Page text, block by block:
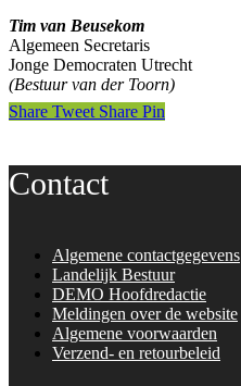
Tim van Beusekom
Algemeen Secretaris
Jonge Democraten Utrecht
(Bestuur van der Toorn)
Share Tweet Share Pin
Contact
Algemene contactgegevens
Landelijk Bestuur
DEMO Hoofdredactie
Meldingen over de website
Algemene voorwaarden
Verzend- en retourbeleid